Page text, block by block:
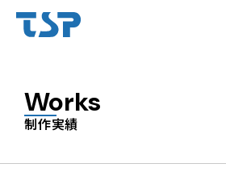
Works
制作実績